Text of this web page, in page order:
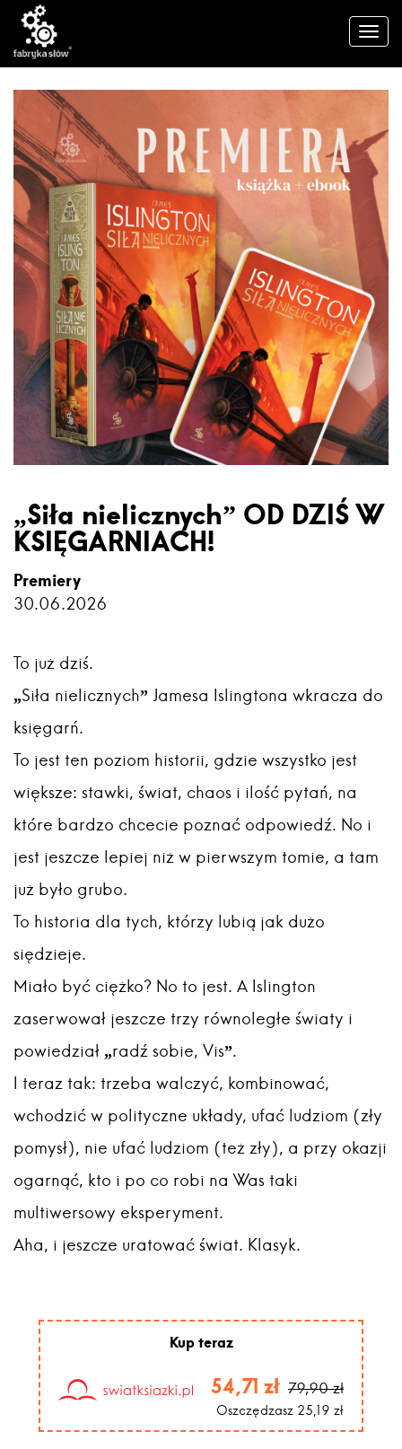
„Siła nielicznych” OD DZIŚ W
KSIĘGARNIACH!
Premiery
30.06.2026
To już dziś.
„Siła nielicznych” Jamesa Islingtona wkracza do
księgarń.
To jest ten poziom historii, gdzie wszystko jest
większe: stawki, świat, chaos i ilość pytań, na
które bardzo chcecie poznać odpowiedź. No i
jest jeszcze lepiej niż w pierwszym tomie, a tam
już było grubo.
To historia dla tych, którzy lubią jak dużo
siędzieje.
Miało być ciężko? No to jest. A Islington
zaserwował jeszcze trzy równoległe światy i
powiedział „radź sobie, Vis”.
I teraz tak: trzeba walczyć, kombinować,
wchodzić w polityczne układy, ufać ludziom (zły
pomysł), nie ufać ludziom (też zły), a przy okazji
ogarnąć, kto i po co robi na Was taki
multiwersowy eksperyment.
Aha, i jeszcze uratować świat. Klasyk.
Kup teraz
54,71 zł 79,90 zł
Oszczędzasz 25,19 zł